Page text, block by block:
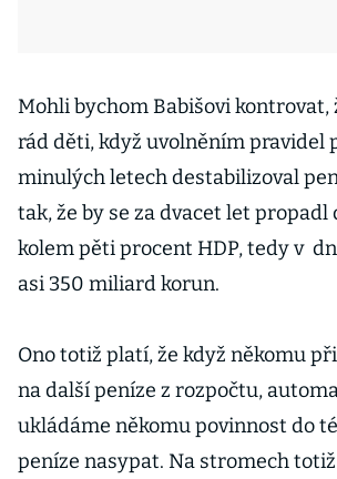
Mohli bychom Babišovi kontrovat,
rád děti, když uvolněním pravidel
minulých letech destabilizoval
tak, že by se za dvacet let
kolem pěti procent HDP, tedy v
asi 350 miliard korun.
Ono totiž platí, že když někomu
na další peníze z rozpočtu,
ukládáme někomu povinnost do
peníze nasypat. Na stromech